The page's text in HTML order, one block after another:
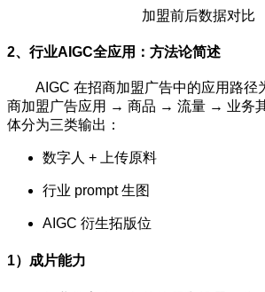
加盟前后数据对比
2、行业AIGC全应用：方法论简述
AIGC 在招商加盟广告中的应用路径
商加盟广告应用 → 商品 → 流量 → 业务其
体分为三类输出：
数字人 + 上传原料
行业 prompt 生图
AIGC 衍生拓版位
1）成片能力